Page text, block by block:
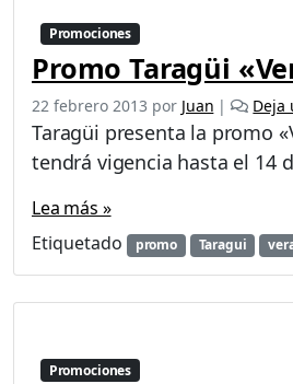
Promociones
Promo Taragüi
22 febrero 2013 por Juan | Deja
Taragüi presenta la promo
tendrá vigencia hasta el 14
Lea más »
Etiquetado
promo Taragui
Promociones